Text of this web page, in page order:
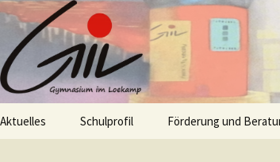
Aktuelles Schulprofil Förderung und